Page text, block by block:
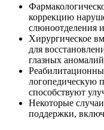
коррекцию
слюноотделения
Хирургическое
для
глазных
логопедическую
способствуют
Некоторые
поддержки,